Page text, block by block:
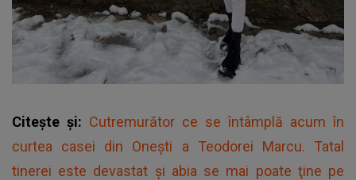
Citește și: Cutremurător ce se întâmplă acum în
curtea casei din Onești a Teodorei Marcu. Tatal
tinerei este devastat şi abia se mai poate ţine pe